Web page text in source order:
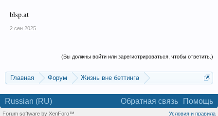
blsp.at
2 сен 2025
(Вы должны войти или зарегистрироваться, чтобы ответить.)
Главная Форум
Жизнь вне беттинга
Russian (RU) Обратная связь Помощь
Условия и правила
Forum software by XenForo™